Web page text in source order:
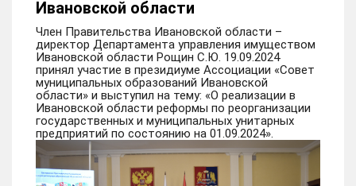
Ивановской области
Член Правительства Ивановской области –
директор Департамента управления имуществом
Ивановской области Рощин С.Ю. 19.09.2024
принял участие в президиуме Ассоциации «Совет
муниципальных образований Ивановской
области» и выступил на тему: «О реализации в
Ивановской области реформы по реорганизации
государственных и муниципальных унитарных
предприятий по состоянию на 01.09.2024».